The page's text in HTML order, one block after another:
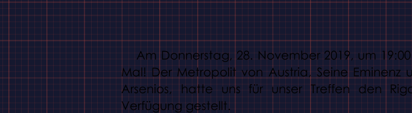
Am Donnerstag, 28. November 2019, um
Mal! Der Metropolit von Austria, Seine
Arsenios, hatte uns für unser Treffen den
Verfügung gestellt.